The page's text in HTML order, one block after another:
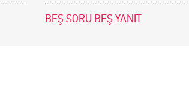
BEŞ SORU BEŞ YANIT